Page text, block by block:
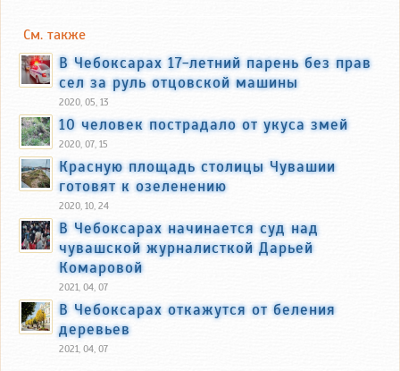
См. также
В Чебоксарах 17-летний парень без прав
сел за руль отцовской машины
2020, 05, 13
10 человек пострадало от укуса змей
2020, 07, 15
Красную площадь столицы Чувашии
готовят к озеленению
2020, 10, 24
В Чебоксарах начинается суд над
чувашской журналисткой Дарьей
Комаровой
2021, 04, 07
В Чебоксарах откажутся от беления
деревьев
2021, 04, 07